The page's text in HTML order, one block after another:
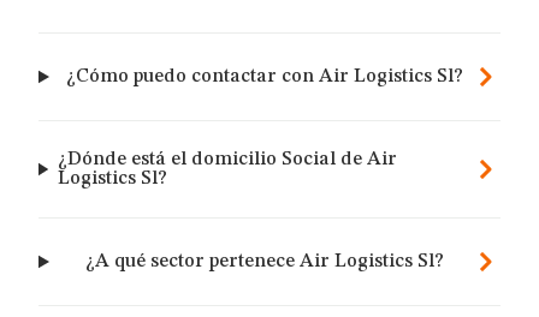
¿Cómo puedo contactar con Air Logistics Sl?
¿Dónde está el domicilio Social de Air
Logistics Sl?
¿A qué sector pertenece Air Logistics Sl?